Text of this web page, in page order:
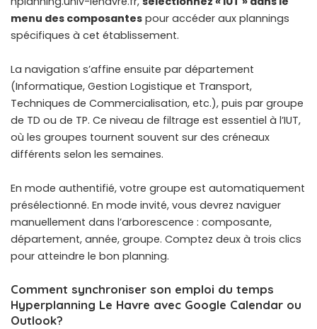
menu des composantes pour accéder aux plannings
spécifiques à cet établissement.
La navigation s’affine ensuite par département
(Informatique, Gestion Logistique et Transport,
Techniques de Commercialisation, etc.), puis par groupe
de TD ou de TP. Ce niveau de filtrage est essentiel à l’IUT,
où les groupes tournent souvent sur des créneaux
différents selon les semaines.
En mode authentifié, votre groupe est automatiquement
présélectionné. En mode invité, vous devrez naviguer
manuellement dans l’arborescence : composante,
département, année, groupe. Comptez deux à trois clics
pour atteindre le bon planning.
Comment synchroniser son emploi du temps
Hyperplanning Le Havre avec Google Calendar ou
Outlook?